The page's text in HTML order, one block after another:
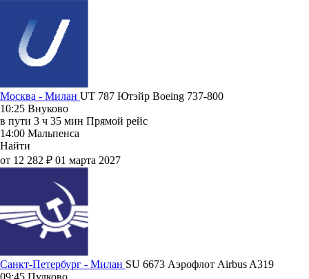
Москва - Милан UT 787 Ютэйр Boeing 737-800
10:25 Внуково
в пути 3 ч 35 мин Прямой рейс
14:00 Мальпенса
Найти
от 12 282 ₽ 01 марта 2027
Санкт-Петербург - Милан SU 6673 Аэрофлот Airbus A319
09:45 Пулково